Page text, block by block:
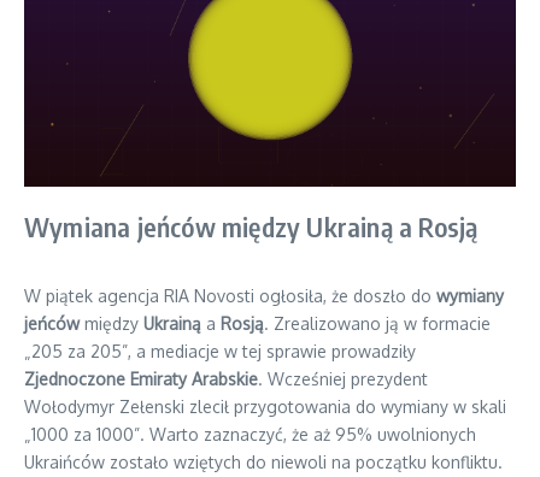
Wymiana jeńców między Ukrainą a Rosją
W piątek agencja RIA Novosti ogłosiła, że doszło do wymiany
jeńcówmiędzy Ukrainą a Rosją. Zrealizowano ją w formacie
„205 za 205”, a mediacje w tej sprawie prowadziły
Zjednoczone Emiraty Arabskie. Wcześniej prezydent
Wołodymyr Zełenski zlecił przygotowania do wymiany w skali
„1000 za 1000”. Warto zaznaczyć, że aż 95% uwolnionych
Ukraińców zostało wziętych do niewoli na początku konfliktu.